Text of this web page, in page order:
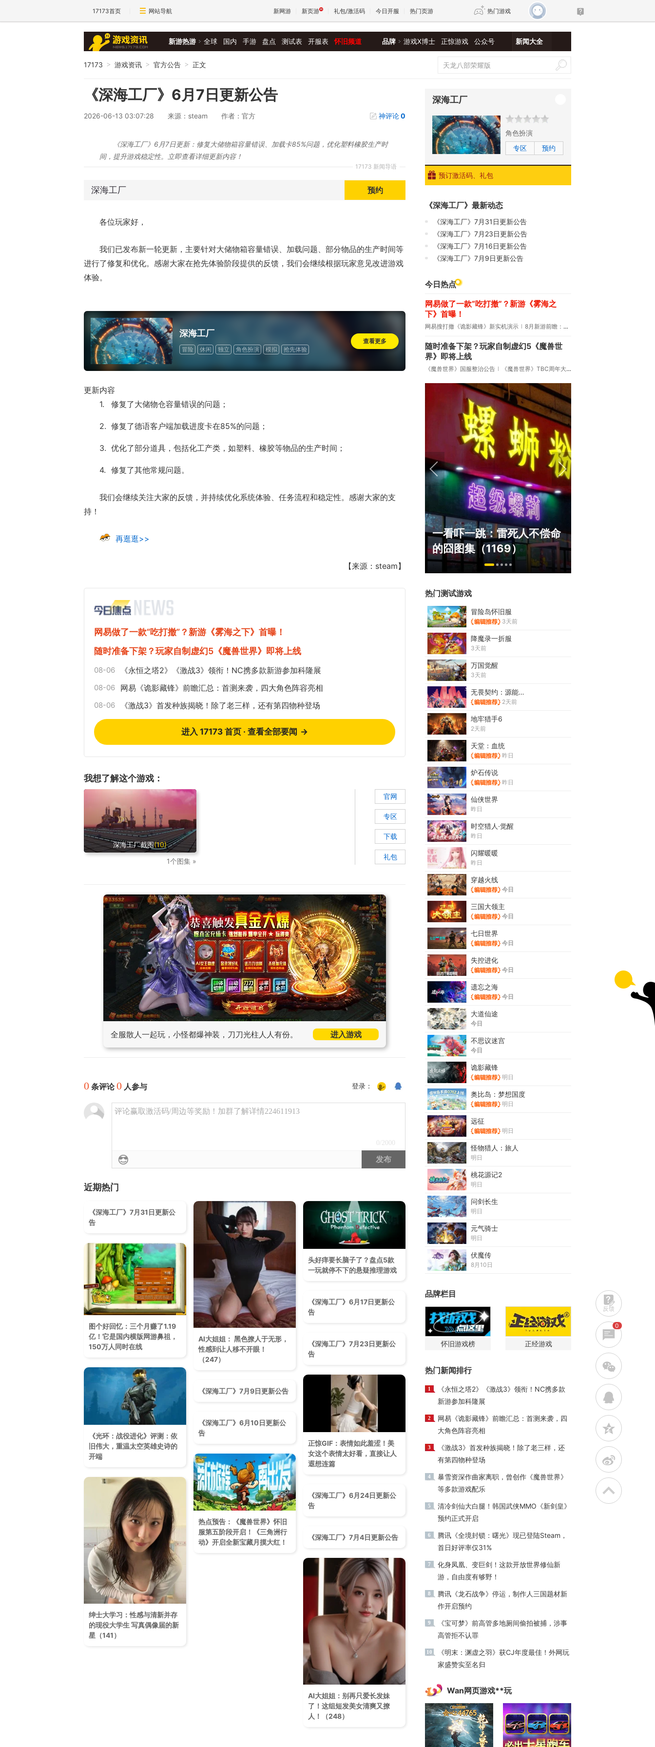
17173首页 网站导航 新网游 新页游 礼包/激活码 今日开服 热门页游 热门游戏
王权与自由 诛仙世界 新仙侠5
新游热游 全球 国内 手游 盘点 测试表 开服表 怀旧频道 品牌 游戏X博士 正惊游戏 公众号 新闻大全
17173 > 游戏资讯 > 官方公告 > 正文
《深海工厂》6月7日更新公告
2026-06-13 03:07:28 来源：steam 作者：官方 神评论0
17173 新闻导语
《深海工厂》6月7日更新：修复大储物箱容量错误、加载卡85%问题，优化塑料橡胶生产时
间，提升游戏稳定性。立即查看详细更新内容！
深海工厂 预约
各位玩家好，
我们已发布新一轮更新，主要针对大储物箱容量错误、加载问题、部分物品的生产时间等
进行了修复和优化。感谢大家在抢先体验阶段提供的反馈，我们会继续根据玩家意见改进游戏
体验。
深海工厂
冒险 休闲 独立 角色扮演 模拟 抢先体验
查看更多
更新内容
修复了大储物仓容量错误的问题；
修复了德语客户端加载进度卡在85%的问题；
优化了部分道具，包括化工产类，如塑料、橡胶等物品的生产时间；
修复了其他常规问题。
我们会继续关注大家的反馈，并持续优化系统体验、任务流程和稳定性。感谢大家的支
持！
再逛逛>>
【来源：steam】
网易做了一款“吃打撤”？新游《雾海之下》首曝！
随时准备下架？玩家自制虚幻5《魔兽世界》即将上线
08-06 《永恒之塔2》《激战3》领衔！NC携多款新游参加科隆展
08-06 网易《诡影藏锋》前瞻汇总：首测来袭，四大角色阵容亮相
08-06 《激战3》首发种族揭晓！除了老三样，还有第四物种登场
进入 17173 首页 · 查看全部要闻 →
我想了解这个游戏：
深海工厂截图(10)
1个图集 »
官网
专区
下载
礼包
全服散人一起玩，小怪都爆神装，刀刀光柱人人有份。 进入游戏
0 条评论0 人参与 登录：
评论赢取激活码/周边等奖励！加群了解详情224611913
0 /2000
发布
近期热门
《深海工厂》7月31日更新公
告
AI大姐姐： 黑色撩人于无形，
性感到让人移不开眼！​
（247）
头好痒要长脑子了？盘点5款
一玩就停不下的悬疑推理游戏
图个好回忆：三个月赚了1.19
亿！它是国内横版网游鼻祖，
150万人同时在线
《深海工厂》6月17日更新公
告
《深海工厂》7月23日更新公
告
《光环：战役进化》评测：依
旧伟大，重温太空英雄史诗的
开端
正惊GIF：表情如此羞涩！美
女这个表情太好看，直接让人
遐想连篇
《深海工厂》7月9日更新公告
《深海工厂》6月10日更新公
告
热点预告：《魔兽世界》怀旧
服第五阶段开启！《三角洲行
动》开启全新宝藏月摸大红！
绅士大学习：性感与清新并存
的现役大学生 写真偶像届的新
星（141）
《深海工厂》6月24日更新公
告
《深海工厂》7月4日更新公告
AI大姐姐：别再只爱长发妹
了！这组短发美女清爽又撩
人！（248）
深海工厂
角色扮演
专区
预约
预订激活码、礼包
《深海工厂》最新动态
《深海工厂》7月31日更新公告
《深海工厂》7月23日更新公告
《深海工厂》7月16日更新公告
《深海工厂》7月9日更新公告
今日热点
网易做了一款“吃打撤”？新游《雾海之
下》首曝！
网易搜打撤《诡影藏锋》新实机演示 8月新游前瞻：《诡秘之主》领衔
随时准备下架？玩家自制虚幻5《魔兽世
界》即将上线
《魔兽世界》国服整治公告 《魔兽世界》TBC周年大更：双经典团本回归！
一看吓一跳：雷死人不偿命
盘点8月扎堆上线的影游：
玩家想扔核弹，结果只能谈
恋爱？
热门测试游戏
冒险岛怀旧服
3天前
降魔录一折服
3天前
万国觉醒
3天前
无畏契约：源能行动
2天前
地牢猎手6
2天前
天堂：血统
昨日
炉石传说
昨日
仙侠世界
昨日
时空猎人·觉醒
昨日
闪耀暖暖
昨日
穿越火线
今日
三国大领主
今日
七日世界
今日
失控进化
今日
遗忘之海
今日
大道仙途
今日
不思议迷宫
今日
诡影藏锋
明日
奥比岛：梦想国度
明日
远征
明日
怪物猎人：旅人
明日
桃花源记2
明日
问剑长生
明日
元气骑士
明日
伏魔传
8月10日
品牌栏目
怀旧游戏榜 正经游戏
热门新闻排行
1
《永恒之塔2》《激战3》领衔！NC携多款
新游参加科隆展
2
网易《诡影藏锋》前瞻汇总：首测来袭，四
大角色阵容亮相
3
《激战3》首发种族揭晓！除了老三样，还
有第四物种登场
4
暴雪资深作曲家离职，曾创作《魔兽世界》
等多款游戏配乐
5
清冷剑仙大白腿！韩国武侠MMO《新剑皇》
预约正式开启
6
腾讯《全境封锁：曙光》现已登陆Steam，
首日好评率仅31%
7
化身凤凰、变巨剑！这款开放世界修仙新
游，自由度有够野！
8
腾讯《龙石战争》停运，制作人三国题材新
作开启预约
9
《宝可梦》前高管多地厕间偷拍被捕，涉事
高管拒不认罪
10
《明末：渊虚之羽》获CJ年度最佳！外网玩
家盛赞实至名归
Wan网页游戏**玩
反馈
0
w
q
z
t